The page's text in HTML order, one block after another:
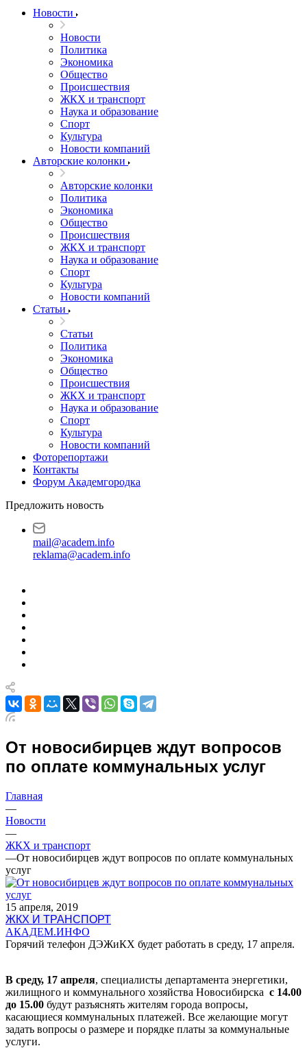
Новости
Новости
Политика
Экономика
Общество
Происшествия
ЖКХ и транспорт
Наука и образование
Спорт
Культура
Новости компаний
Авторские колонки
Авторские колонки
Политика
Экономика
Общество
Происшествия
ЖКХ и транспорт
Наука и образование
Спорт
Культура
Новости компаний
Статьи
Статьи
Политика
Экономика
Общество
Происшествия
ЖКХ и транспорт
Наука и образование
Спорт
Культура
Новости компаний
Фоторепортажи
Контакты
Форум Академгородка
Предложить новость
mail@academ.info
reklama@academ.info
От новосибирцев ждут вопросов
по оплате коммунальных услуг
Главная
—
Новости
—
ЖКХ и транспорт
—От новосибирцев ждут вопросов по оплате коммунальных
услуг
15 апреля, 2019
ЖКХ И ТРАНСПОРТ
АКАДЕМ.ИНФО
Горячий телефон ДЭЖиКХ будет работать в среду, 17 апреля.
В среду, 17 апреля, специалисты департамента энергетики,
жилищного и коммунального хозяйства Новосибирска с 14.00
до 15.00 будут разъяснять жителям города вопросы,
касающиеся коммунальных платежей. Все желающие могут
задать вопросы о размере и порядке платы за коммунальные
услуги.